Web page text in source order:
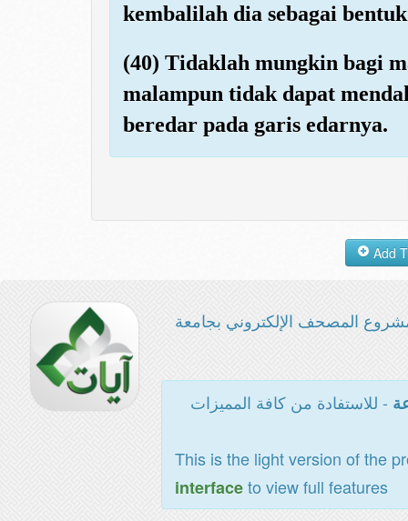
kembalilah dia sebagai
(40) Tidaklah mungkin bagi
malampun tidak dapat
beredar pada garis edarnya.
المصحف الإلكتروني بجامعة
- للاستفادة من كافة المميزات
This is the light version of the
interfaceto view full features